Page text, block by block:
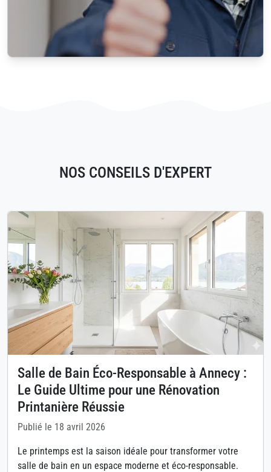
NOS CONSEILS D'EXPERT
Salle de Bain Éco-Responsable à Annecy :
Le Guide Ultime pour une Rénovation
Printanière Réussie
Publié le 18 avril 2026
Le printemps est la saison idéale pour transformer votre
salle de bain en un espace moderne et éco-responsable.